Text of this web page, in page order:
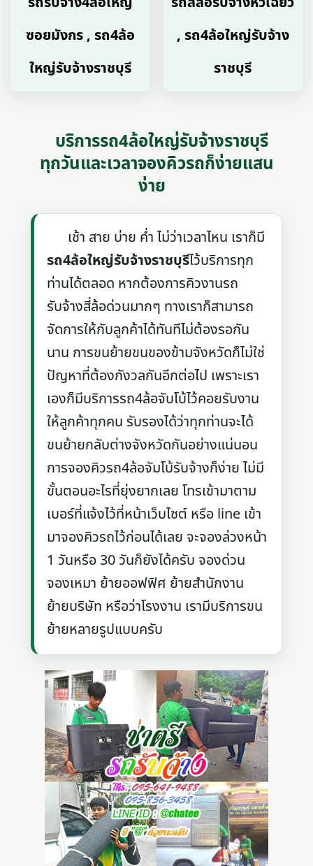
ซอยมังกร , รถ4ล้อ
ใหญ่รับจ้างราชบุรี
, รถ4ล้อใหญ่รับจ้าง
ราชบุรี
บริการรถ4ล้อใหญ่รับจ้างราชบุรี
ทุกวันและเวลาจองคิวรถก็ง่ายแสน
ง่าย
เช้า สาย บ่าย ค่ำ ไม่ว่าเวลาไหน เราก็มี
รถ4ล้อใหญ่รับจ้างราชบุรีไว้บริการทุก
ท่านได้ตลอด หากต้องการคิวงานรถ
รับจ้างสี่ล้อด่วนมากๆ ทางเราก็สามารถ
จัดการให้กับลูกค้าได้ทันทีไม่ต้องรอกัน
นาน การขนย้ายขนของข้ามจังหวัดก็ไม่ใช่
ปัญหาที่ต้องกังวลกันอีกต่อไป เพราะเรา
เองก็มีบริการรถ4ล้อจับโบ้ไว้คอยรับงาน
ให้ลูกค้าทุกคน รับรองได้ว่าทุกท่านจะได้
ขนย้ายกลับต่างจังหวัดกันอย่างแน่นอน
การจองคิวรถ4ล้อจัมโบ้รับจ้างก็ง่าย ไม่มี
ขั้นตอนอะไรที่ยุ่งยากเลย โทรเข้ามาตาม
เบอร์ที่แจ้งไว้ที่หน้าเว็บไซต์ หรือ line เข้า
มาจองคิวรถไว้ก่อนได้เลย จะจองล่วงหน้า
1 วันหรือ 30 วันก็ยังได้ครับ จองด่วน
จองเหมา ย้ายออฟฟิศ ย้ายสำนักงาน
ย้ายบริษัท หรือว่าโรงงาน เรามีบริการขน
ย้ายหลายรูปแบบครับ